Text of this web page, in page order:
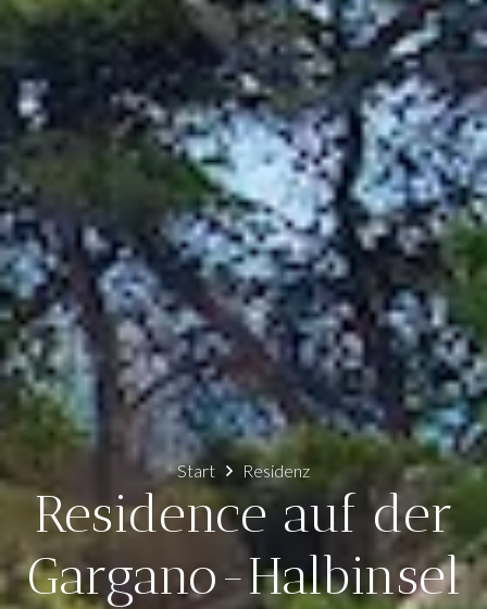
Start Residenz
Residence auf der
Gargano-Halbinsel